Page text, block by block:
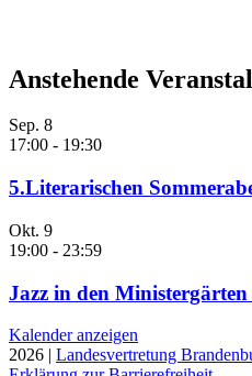
Anstehende
Sep. 8
17:00 - 19:30
5.Literarischen
Okt. 9
19:00 - 23:59
Jazz in den Ministergärten
Kalender anzeigen
2026 | Landesvertretung